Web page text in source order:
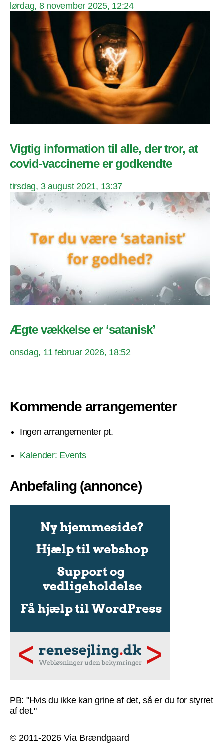
lørdag, 8 november 2025, 12:24
Vigtig information til alle, der tror, at
covid-vaccinerne er godkendte
tirsdag, 3 august 2021, 13:37
Ægte vækkelse er ‘satanisk’
onsdag, 11 februar 2026, 18:52
Kommende arrangementer
Ingen arrangementer pt.
Kalender: Events
Anbefaling (annonce)
PB: "Hvis du ikke kan grine af det, så er du for styrret
af det."
© 2011-2026 Via Brændgaard